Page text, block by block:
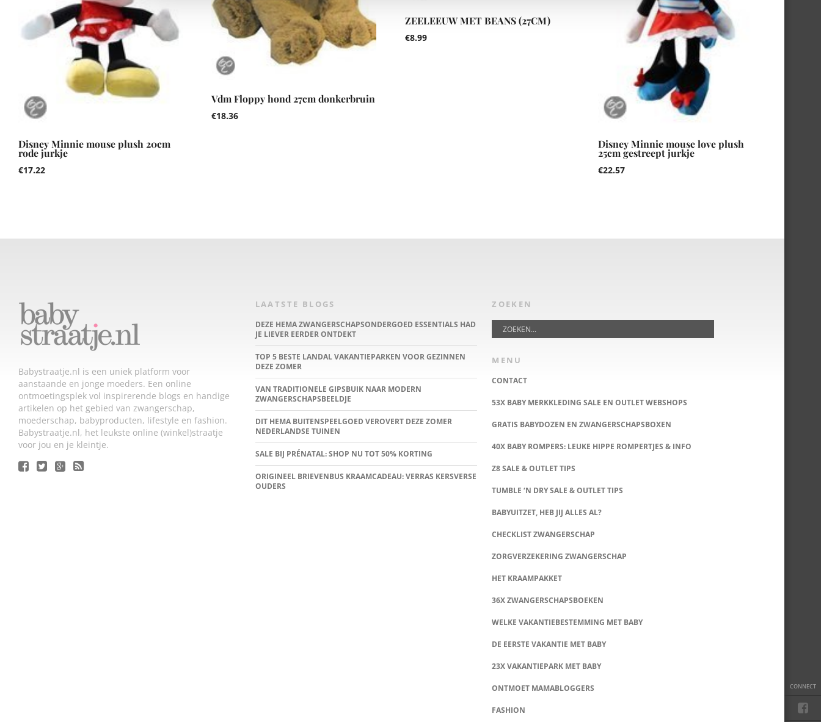
CONNECT
Disney Minnie mouse plush 20cm
rode jurkje
€17.22
Vdm Floppy hond 27cm donkerbruin
€18.36
ZEELEEUW MET BEANS (27CM)
€8.99
Disney Minnie mouse love plush
25cm gestreept jurkje
€22.57
Babystraatje.nl is een uniek platform voor
aanstaande en jonge moeders. Een online
ontmoetingsplek vol inspirerende blogs en handige
artikelen op het gebied van zwangerschap,
moederschap, babyproducten, lifestyle en fashion.
Babystraatje.nl, het leukste online (winkel)straatje
voor jou en je kleintje.
LAATSTE BLOGS
DEZE HEMA ZWANGERSCHAPSONDERGOED ESSENTIALS HAD
JE LIEVER EERDER ONTDEKT
TOP 5 BESTE LANDAL VAKANTIEPARKEN VOOR GEZINNEN
DEZE ZOMER
VAN TRADITIONELE GIPSBUIK NAAR MODERN
ZWANGERSCHAPSBEELDJE
DIT HEMA BUITENSPEELGOED VEROVERT DEZE ZOMER
NEDERLANDSE TUINEN
SALE BIJ PRÉNATAL: SHOP NU TOT 50% KORTING
ORIGINEEL BRIEVENBUS KRAAMCADEAU: VERRAS KERSVERSE
OUDERS
ZOEKEN
MENU
CONTACT
53X BABY MERKKLEDING SALE EN OUTLET WEBSHOPS
GRATIS BABYDOZEN EN ZWANGERSCHAPSBOXEN
40X BABY ROMPERS: LEUKE HIPPE ROMPERTJES & INFO
Z8 SALE & OUTLET TIPS
TUMBLE ‘N DRY SALE & OUTLET TIPS
BABYUITZET, HEB JIJ ALLES AL?
CHECKLIST ZWANGERSCHAP
ZORGVERZEKERING ZWANGERSCHAP
HET KRAAMPAKKET
36X ZWANGERSCHAPSBOEKEN
WELKE VAKANTIEBESTEMMING MET BABY
DE EERSTE VAKANTIE MET BABY
23X VAKANTIEPARK MET BABY
ONTMOET MAMABLOGGERS
FASHION